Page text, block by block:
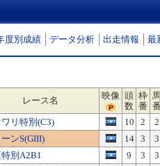
度別成績 データ分析 出走情報 最
レース名 映像 頭
数
枠
番
ワリ特別(C3) 10 2
2
ンS(GIII) 14 3
3
別A2B1 9 3
3